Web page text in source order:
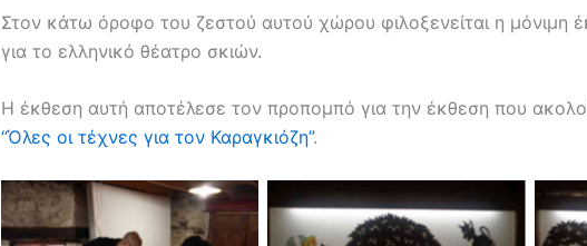
Στον κάτω όροφο του ζεστού αυτού χώρου φιλοξενείται η μόνιμη
για το ελληνικό θέατρο σκιών.
Η έκθεση αυτή αποτέλεσε τον προπομπό για την έκθεση που
“Όλες οι τέχνες για τον Καραγκιόζη”.